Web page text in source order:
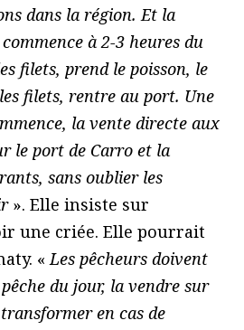
dans la région. Et la
à 2-3 heures du
filets, prend le poisson, le
filets, rentre au port. Une
la vente directe aux
le port de Carro et la
sans oublier les
». Elle insiste sur
une criée. Elle pourrait
«Les pêcheurs doivent
du jour, la vendre sur
en cas de